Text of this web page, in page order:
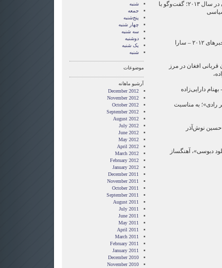
۲۰:۴۰ بزرگ‌ترین چالش‌های ایران در سال ۲۰۱۳؛ گفت‌وگو با
۲۰:۵۰ مجله دگرباش: مروری بر خبرهای ۲۰۱۲ – سارا
قربانی افغان در مرز
دارایی‌زاده
رادی»؛ به مناسبت
حسین نوش‌آذر
دبوسی»، آهنگساز
شنبه
جمعه
پنج‌شنبه
چهار شنبه
سه شنبه
دوشنبه
یک شنبه
شنبه
موضوعات
آرشیو ماهانه
December 2012
November 2012
October 2012
September 2012
August 2012
July 2012
June 2012
May 2012
April 2012
March 2012
February 2012
January 2012
December 2011
November 2011
October 2011
September 2011
August 2011
July 2011
June 2011
May 2011
April 2011
March 2011
February 2011
January 2011
December 2010
November 2010